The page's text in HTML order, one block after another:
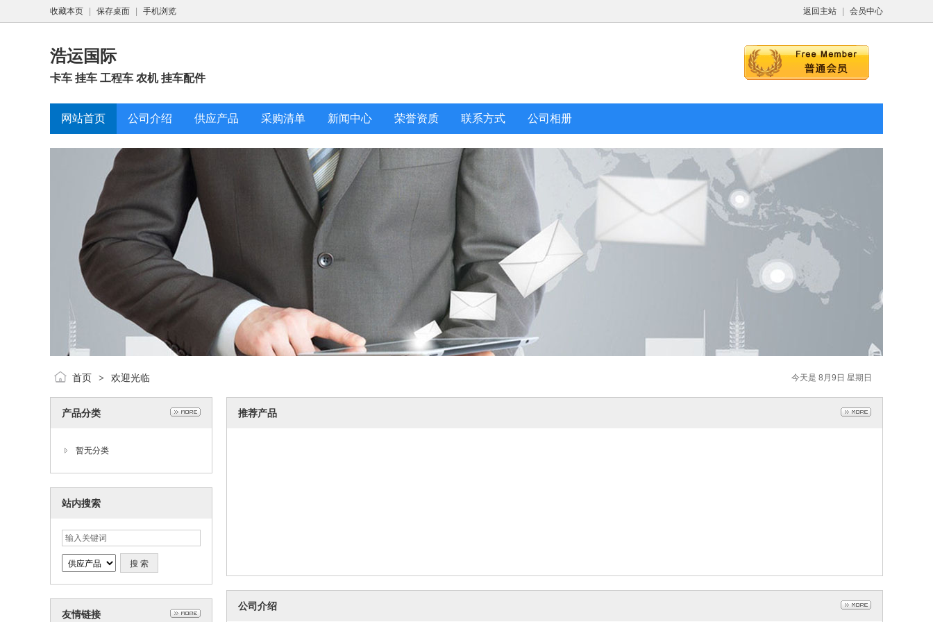
返回主站 会员中心
收藏本页 保存桌面 手机浏览
浩运国际
卡车 挂车 工程车 农机 挂车配件
网站首页 公司介绍 供应产品 采购清单 新闻中心 荣誉资质 联系方式 公司相册
今天是 8月9日 星期日
首页 > 欢迎光临
产品分类
暂无分类
站内搜索
友情链接
推荐产品
公司介绍